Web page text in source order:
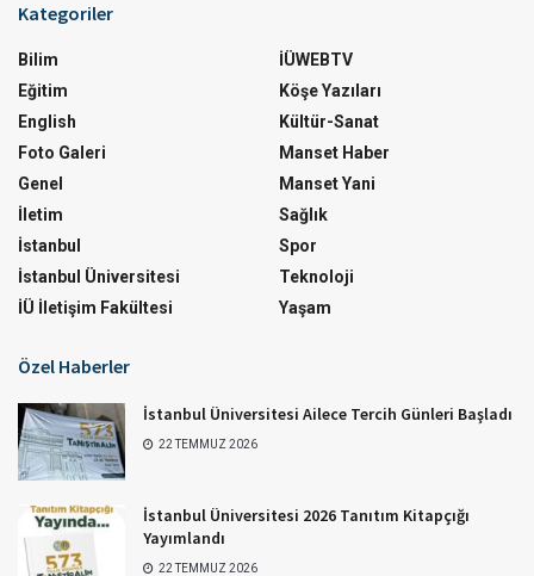
Kategoriler
Bilim
Eğitim
English
Foto Galeri
Genel
İletim
İstanbul
İstanbul Üniversitesi
İÜ İletişim Fakültesi
İÜWEBTV
Köşe Yazıları
Kültür-Sanat
Manset Haber
Manset Yani
Sağlık
Spor
Teknoloji
Yaşam
Özel Haberler
İstanbul Üniversitesi Ailece Tercih Günleri Başladı
22 TEMMUZ 2026
İstanbul Üniversitesi 2026 Tanıtım Kitapçığı
Yayımlandı
22 TEMMUZ 2026